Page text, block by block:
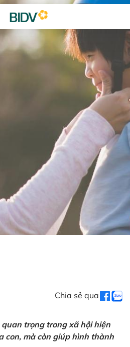
Chia sẻ qua
trọng trong xã hội hiện
con, mà còn giúp hình thành